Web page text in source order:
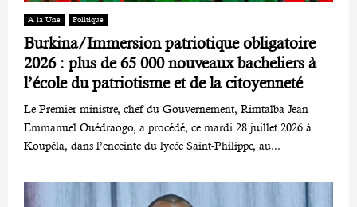
A la Une Politique
Burkina/Immersion patriotique obligatoire
2026 : plus de 65 000 nouveaux bacheliers à
l’école du patriotisme et de la citoyenneté
Le Premier ministre, chef du Gouvernement, Rimtalba Jean
Emmanuel Ouédraogo, a procédé, ce mardi 28 juillet 2026 à
Koupéla, dans l’enceinte du lycée Saint-Philippe, au...